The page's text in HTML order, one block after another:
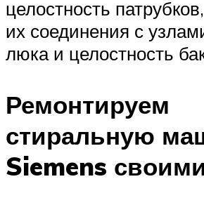
целостность
их соединения с
люка и целостность
Ремонтируем
стиральную
Siemens